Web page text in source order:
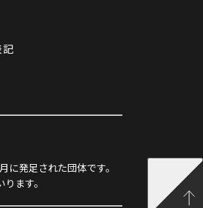
発足された団体です。
ます。